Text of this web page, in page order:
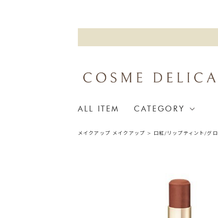
ALL ITEM CATEGORY
メイクアップ メイクアップ > 口紅/リップティント/グ